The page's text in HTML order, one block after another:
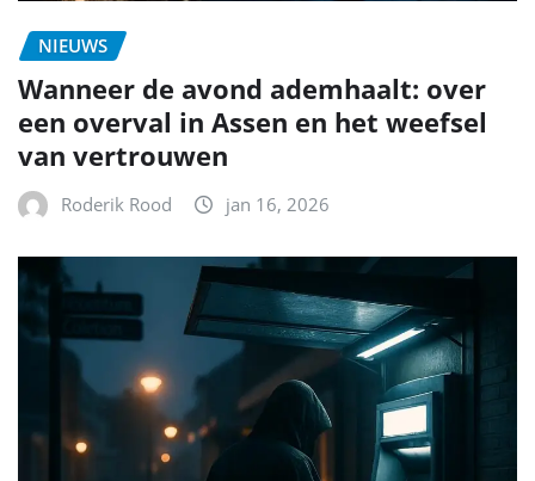
NIEUWS
Wanneer de avond ademhaalt: over
een overval in Assen en het weefsel
van vertrouwen
Roderik Rood jan 16, 2026